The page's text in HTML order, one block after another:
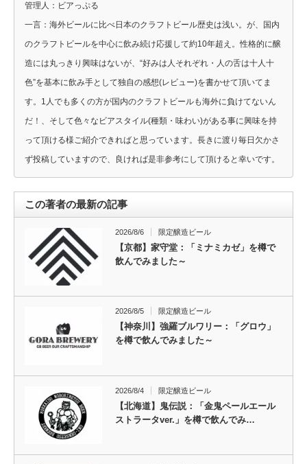
管理人：ビアっぷる
一言：海外ビールに比べ日本のクラフトビール歴史は浅い。が、国内
のクラフトビールを中心に飲み続け応援して約10年超え。性格的に醸
造には丸っきり興味はないが、“好みは人それぞれ・人の舌は十人十
色”を基本に飲み手として独自の感想(レビュー)を書かせて頂いてま
す。1人でも多くの方が国内のクラフトビールも海外に負けてないん
だ！、そして色々なビアスタイル(種類・味わい)がある事に興味を持
って頂ける様ご紹介できればと思っています。長きに渡り毎日欠かさ
ず投稿していますので、良ければ是非参考にして頂けると幸いです。
この著者の最新の記事
2026/8/6 限定醸造ビール
【京都】家守堂：「ミナミカゼ」を樽で
飲んでみました～
2026/8/5 限定醸造ビール
【神奈川】強羅ブルワリー：「グロウ」
を樽で飲んでみました～
2026/8/4 限定醸造ビール
【北海道】鬼伝説：「金鬼ペールエール
ストラータver.」を樽で飲んでみ…